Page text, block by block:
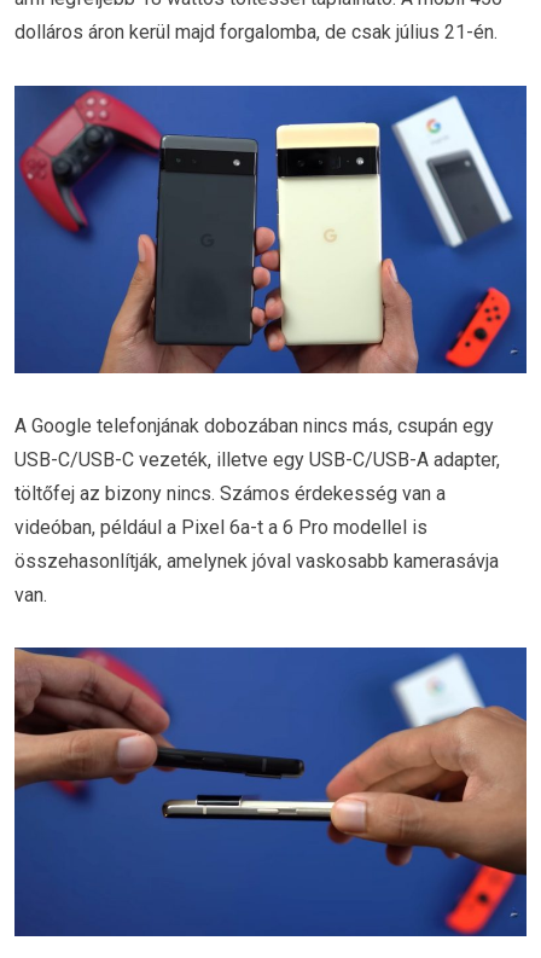
dolláros áron kerül majd forgalomba, de csak július 21-én.
A Google telefonjának dobozában nincs más, csupán egy
USB-C/USB-C vezeték, illetve egy USB-C/USB-A adapter,
töltőfej az bizony nincs. Számos érdekesség van a
videóban, például a Pixel 6a-t a 6 Pro modellel is
összehasonlítják, amelynek jóval vaskosabb kamerasávja
van.